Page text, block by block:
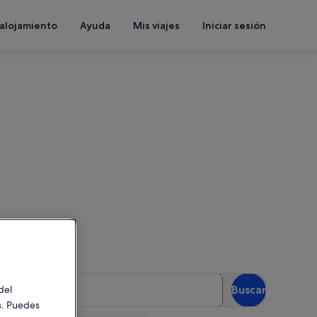
Ayuda Mis viajes Iniciar sesión
Buscar
Puedes